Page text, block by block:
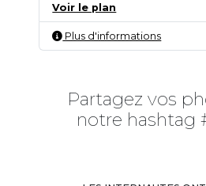
Voir le plan
Plus d'informations
Partagez vos
notre hashtag